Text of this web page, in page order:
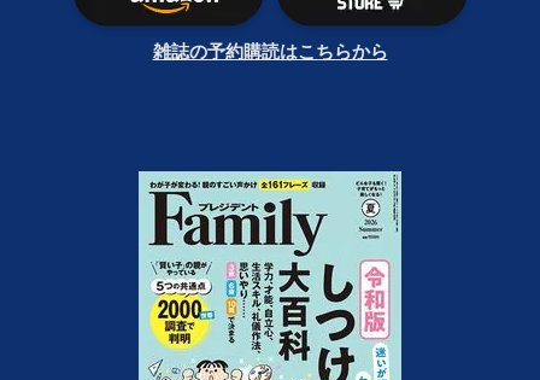
雑誌の予約購読はこちらから